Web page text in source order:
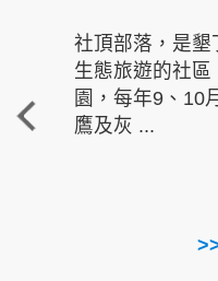
社頂部落，是墾
生態旅遊的社
園，每年9、10
鷹及灰 ...